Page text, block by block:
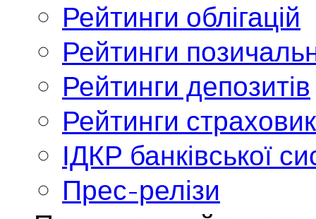
Рейтинги облігацій
Рейтинги
Рейтинги депозитів
Рейтинги
ІДКР банківської
Прес-релізи